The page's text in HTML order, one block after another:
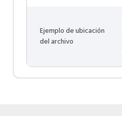
Ejemplo de ubicación
del archivo